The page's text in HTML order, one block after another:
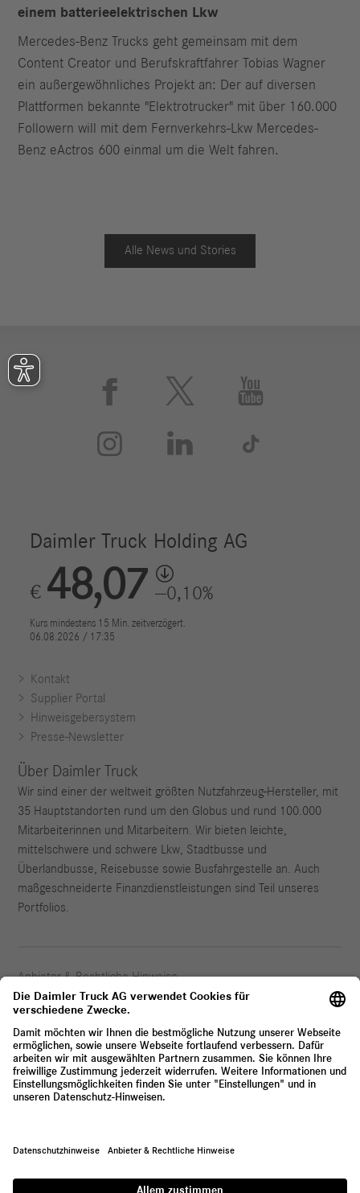
einem batterieelektrischen Lkw
Mercedes-Benz Trucks geht gemeinsam mit dem
Content Creator und Berufskraftfahrer Tobias Wagner
ein außergewöhnliches Projekt an: Der auf diversen
Plattformen bekannte "Elektrotrucker" mit über 160.000
Followern will mit dem Fernverkehrs-Lkw Mercedes-
Benz eActros 600 einmal um die Welt fahren.
Alle News und Stories
 


 
Kontakt
Supplier Portal
Hinweisgebersystem
Presse-Newsletter
Über Daimler Truck
Wir sind einer der weltweit größten Nutzfahrzeug-Hersteller, mit
35 Hauptstandorten rund um den Globus und rund 100.000
Mitarbeiterinnen und Mitarbeitern. Wir bieten leichte,
mittelschwere und schwere Lkw, Stadtbusse und
Überlandbusse, Reisebusse sowie Busfahrgestelle an. Auch
maßgeschneiderte Finanzdienstleistungen sind Teil unseres
Portfolios.
Anbieter & Rechtliche Hinweise
Datenschutz